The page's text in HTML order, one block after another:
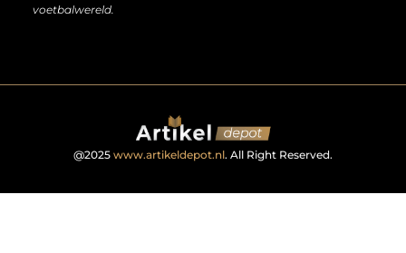
voetbalwereld.
@2025 www.artikeldepot.nl. All Right Reserved.